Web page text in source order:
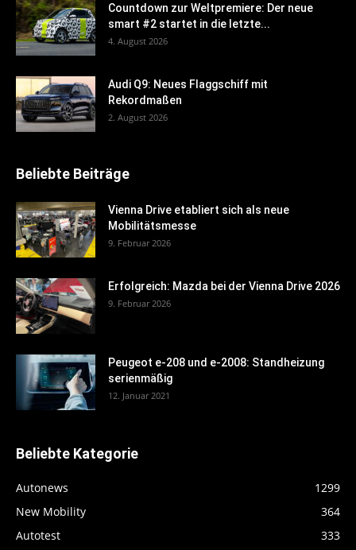
Countdown zur Weltpremiere: Der neue
smart #2 startet in die letzte...
4. August 2026
Audi Q9: Neues Flaggschiff mit
Rekordmaßen
2. August 2026
Beliebte Beiträge
Vienna Drive etabliert sich als neue
Mobilitätsmesse
9. Februar 2026
Erfolgreich: Mazda bei der Vienna Drive 2026
9. Februar 2026
Peugeot e-208 und e-2008: Standheizung
serienmäßig
12. Januar 2021
Beliebte Kategorie
Autonews
1299
New Mobility
364
Autotest
333